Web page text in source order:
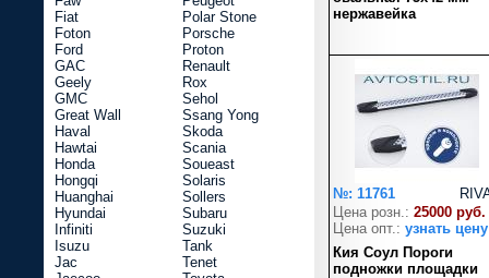
нержавейка
№: 11761
Цена розн.: 25000 руб.
Цена опт.: узнать цену
Кия Соул Пороги
подножки площадки
Fiat
Foton
Ford
GAC
Geely
GMC
Great Wall
Haval
Hawtai
Honda
Hongqi
Huanghai
Hyundai
Infiniti
Isuzu
Jac
Polar Stone
Porsche
Proton
Renault
Rox
Sehol
Ssang Yong
Skoda
Scania
Soueast
Solaris
Sollers
Subaru
Suzuki
Tank
Tenet